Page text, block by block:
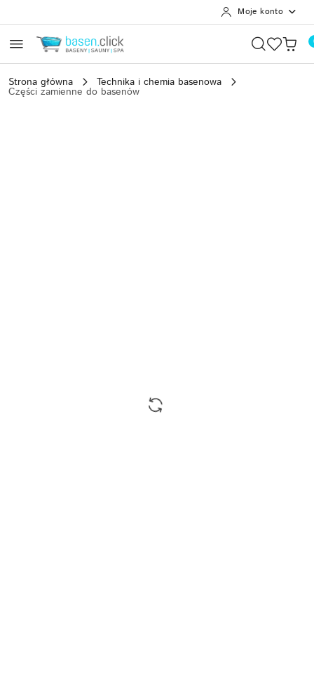
Moje konto
Strona główna Technika i chemia basenowa
Części zamienne do basenów